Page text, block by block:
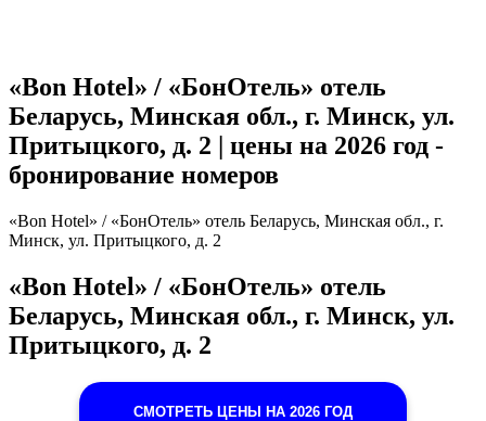
«Bon Hotel» / «БонОтель» отель
Беларусь, Минская обл., г. Минск, ул.
Притыцкого, д. 2 | цены на 2026 год -
бронирование номеров
«Bon Hotel» / «БонОтель» отель Беларусь, Минская обл., г.
Минск, ул. Притыцкого, д. 2
«Bon Hotel» / «БонОтель» отель
Беларусь, Минская обл., г. Минск, ул.
Притыцкого, д. 2
СМОТРЕТЬ ЦЕНЫ НА 2026 ГОД